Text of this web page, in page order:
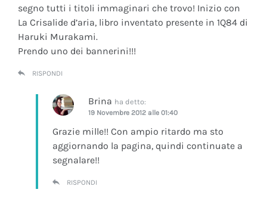
segno tutti i titoli immaginari che trovo! Inizio con
La Crisalide d’aria, libro inventato presente in 1Q84 di
Haruki Murakami.
Prendo uno dei bannerini!!!
RISPONDI
Brina ha detto:
19 Novembre 2012 alle 01:40
Grazie mille!! Con ampio ritardo ma sto
aggiornando la pagina, quindi continuate a
segnalare!!
RISPONDI